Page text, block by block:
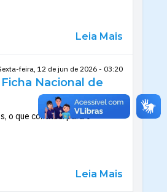
Leia Mais
feira, 12 de jun de 2026 - 03:20
Nacional de
o que contribui para o
Leia Mais